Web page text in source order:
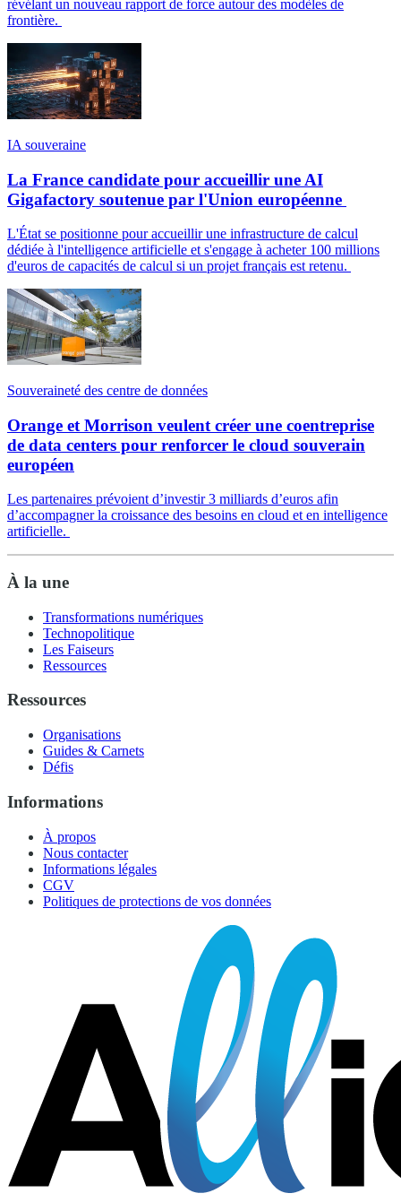
révélant un nouveau rapport de force autour des modèles de
frontière.
IA souveraine
La France candidate pour accueillir une AI
Gigafactory soutenue par l'Union européenne
L'État se positionne pour accueillir une infrastructure de calcul
dédiée à l'intelligence artificielle et s'engage à acheter 100 millions
d'euros de capacités de calcul si un projet français est retenu.
Souveraineté des centre de données
Orange et Morrison veulent créer une coentreprise
de data centers pour renforcer le cloud souverain
européen
Les partenaires prévoient d’investir 3 milliards d’euros afin
d’accompagner la croissance des besoins en cloud et en intelligence
artificielle.
À la une
Transformations numériques
Technopolitique
Les Faiseurs
Ressources
Ressources
Organisations
Guides & Carnets
Défis
Informations
À propos
Nous contacter
Informations légales
CGV
Politiques de protections de vos données